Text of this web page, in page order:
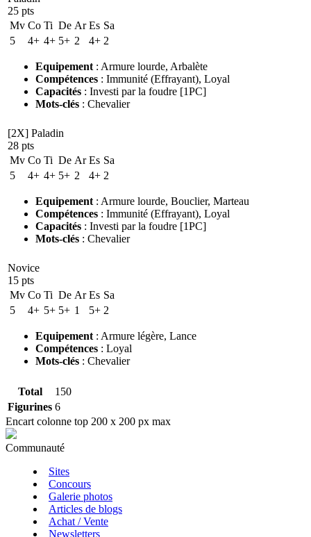
25 pts
Mv Co Ti De Ar Es Sa
5
4+ 4+ 5+ 2 4+ 2
Equipement : Armure lourde, Arbalète
Compétences : Immunité (Effrayant), Loyal
Capacités : Investi par la foudre [1PC]
Mots-clés : Chevalier
[2X] Paladin
28 pts
Mv Co Ti De Ar Es Sa
5
4+ 4+ 5+ 2 4+ 2
Equipement : Armure lourde, Bouclier, Marteau
Compétences : Immunité (Effrayant), Loyal
Capacités : Investi par la foudre [1PC]
Mots-clés : Chevalier
Novice
15 pts
Mv Co Ti De Ar Es Sa
5
4+ 5+ 5+ 1 5+ 2
Equipement : Armure légère, Lance
Compétences : Loyal
Mots-clés : Chevalier
Total
150
Figurines 6
Encart colonne top 200 x 200 px max
Communauté
Sites
Concours
Galerie photos
Articles de blogs
Achat / Vente
Newsletters